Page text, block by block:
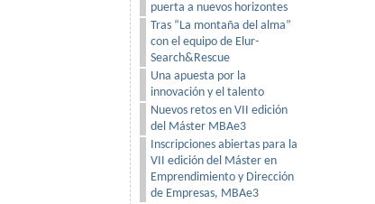
puerta a nuevos horizontes
Tras “La montaña del alma”
con el equipo de Elur-
Search&Rescue
Una apuesta por la
innovación y el talento
Nuevos retos en VII edición
del Máster MBAe3
Inscripciones abiertas para la
VII edición del Máster en
Emprendimiento y Dirección
de Empresas, MBAe3